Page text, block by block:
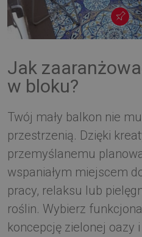
Jak
w bloku?
Twój mały balkon nie
przestrzenią. Dzięki
przemyślanemu
wspaniałym miejscem
pracy, relaksu lub
roślin. Wybierz
koncepcję zielonej oazy